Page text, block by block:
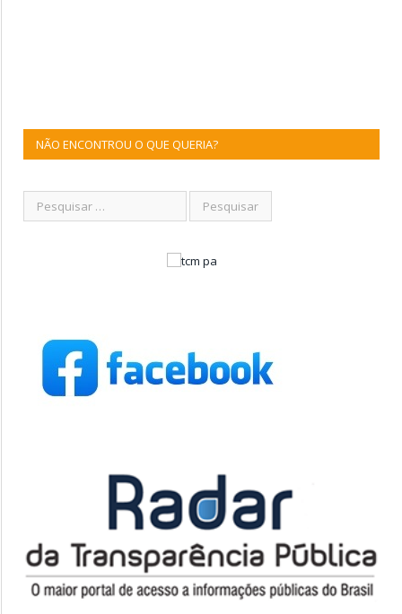
NÃO ENCONTROU O QUE QUERIA?